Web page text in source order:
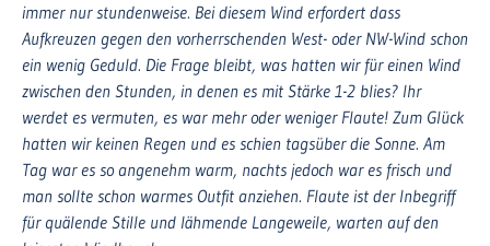
immer nur stundenweise. Bei diesem Wind erfordert dass
Aufkreuzen gegen den vorherrschenden West- oder NW-Wind schon
ein wenig Geduld. Die Frage bleibt, was hatten wir für einen Wind
zwischen den Stunden, in denen es mit Stärke 1-2 blies? Ihr
werdet es vermuten, es war mehr oder weniger Flaute! Zum Glück
hatten wir keinen Regen und es schien tagsüber die Sonne. Am
Tag war es so angenehm warm, nachts jedoch war es frisch und
man sollte schon warmes Outfit anziehen. Flaute ist der Inbegriff
für quälende Stille und lähmende Langeweile, warten auf den